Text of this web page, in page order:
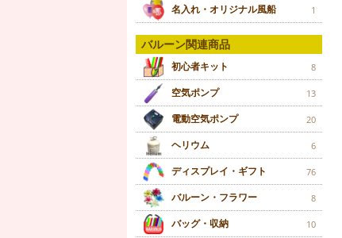
名入れ・オリジナル風船 1
バルーン関連商品
初心者キット 8
空気ポンプ 13
電動空気ポンプ 20
ヘリウム 6
ディスプレイ・ギフト 76
バルーン・フラワー 8
バッグ・収納 10